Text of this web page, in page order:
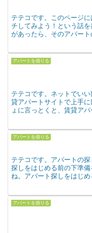
テテコです。このページ
チしてみよう！という話
があったら、そのアパー
アパートを借りる
テテコです。ネットでい
貸アパートサイトで上手
ょに言っとくと、賃貸ア
アパートを借りる
テテコです。アパートの
探しをはじめる前の下準
ね。アパート探しをはじ
アパートを借りる